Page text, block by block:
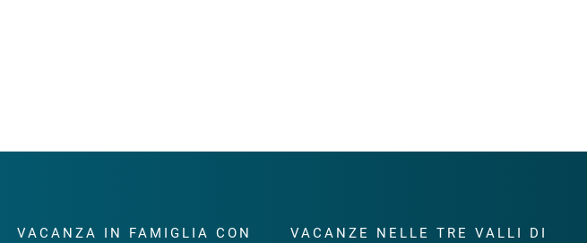
VACANZA IN FAMIGLIA CON
VACANZE NELLE TRE VALLI DI